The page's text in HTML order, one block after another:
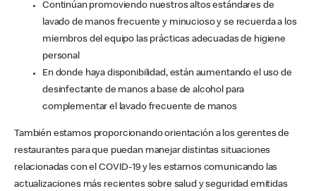
Continúan promoviendo nuestros altos estándares de
lavado de manos frecuente y minucioso y se recuerda a los
miembros del equipo las prácticas adecuadas de higiene
personal
En donde haya disponibilidad, están aumentando el uso de
desinfectante de manos a base de alcohol para
complementar el lavado frecuente de manos
También estamos proporcionando orientación a los gerentes de
restaurantes para que puedan manejar distintas situaciones
relacionadas con el COVID-19 y les estamos comunicando las
actualizaciones más recientes sobre salud y seguridad emitidas